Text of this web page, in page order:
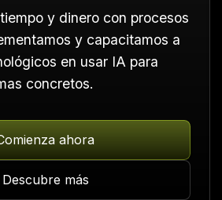
y dinero con procesos
y capacitamos a
en usar IA para
concretos.
ahora
Descubre más